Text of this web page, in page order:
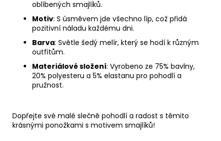
oblíbených smajlíků.
Motiv: S úsměvem jde všechno líp, což přidá
pozitivní náladu každému dni.
Barva: Světle šedý melír, který se hodí k různým
outfitům.
Materiálové složení: Vyrobeno ze 75% bavlny,
20% polyesteru a 5% elastanu pro pohodlí a
pružnost.
Dopřejte své malé slečně pohodlí a radost s těmito
krásnými ponožkami s motivem smajlíků!